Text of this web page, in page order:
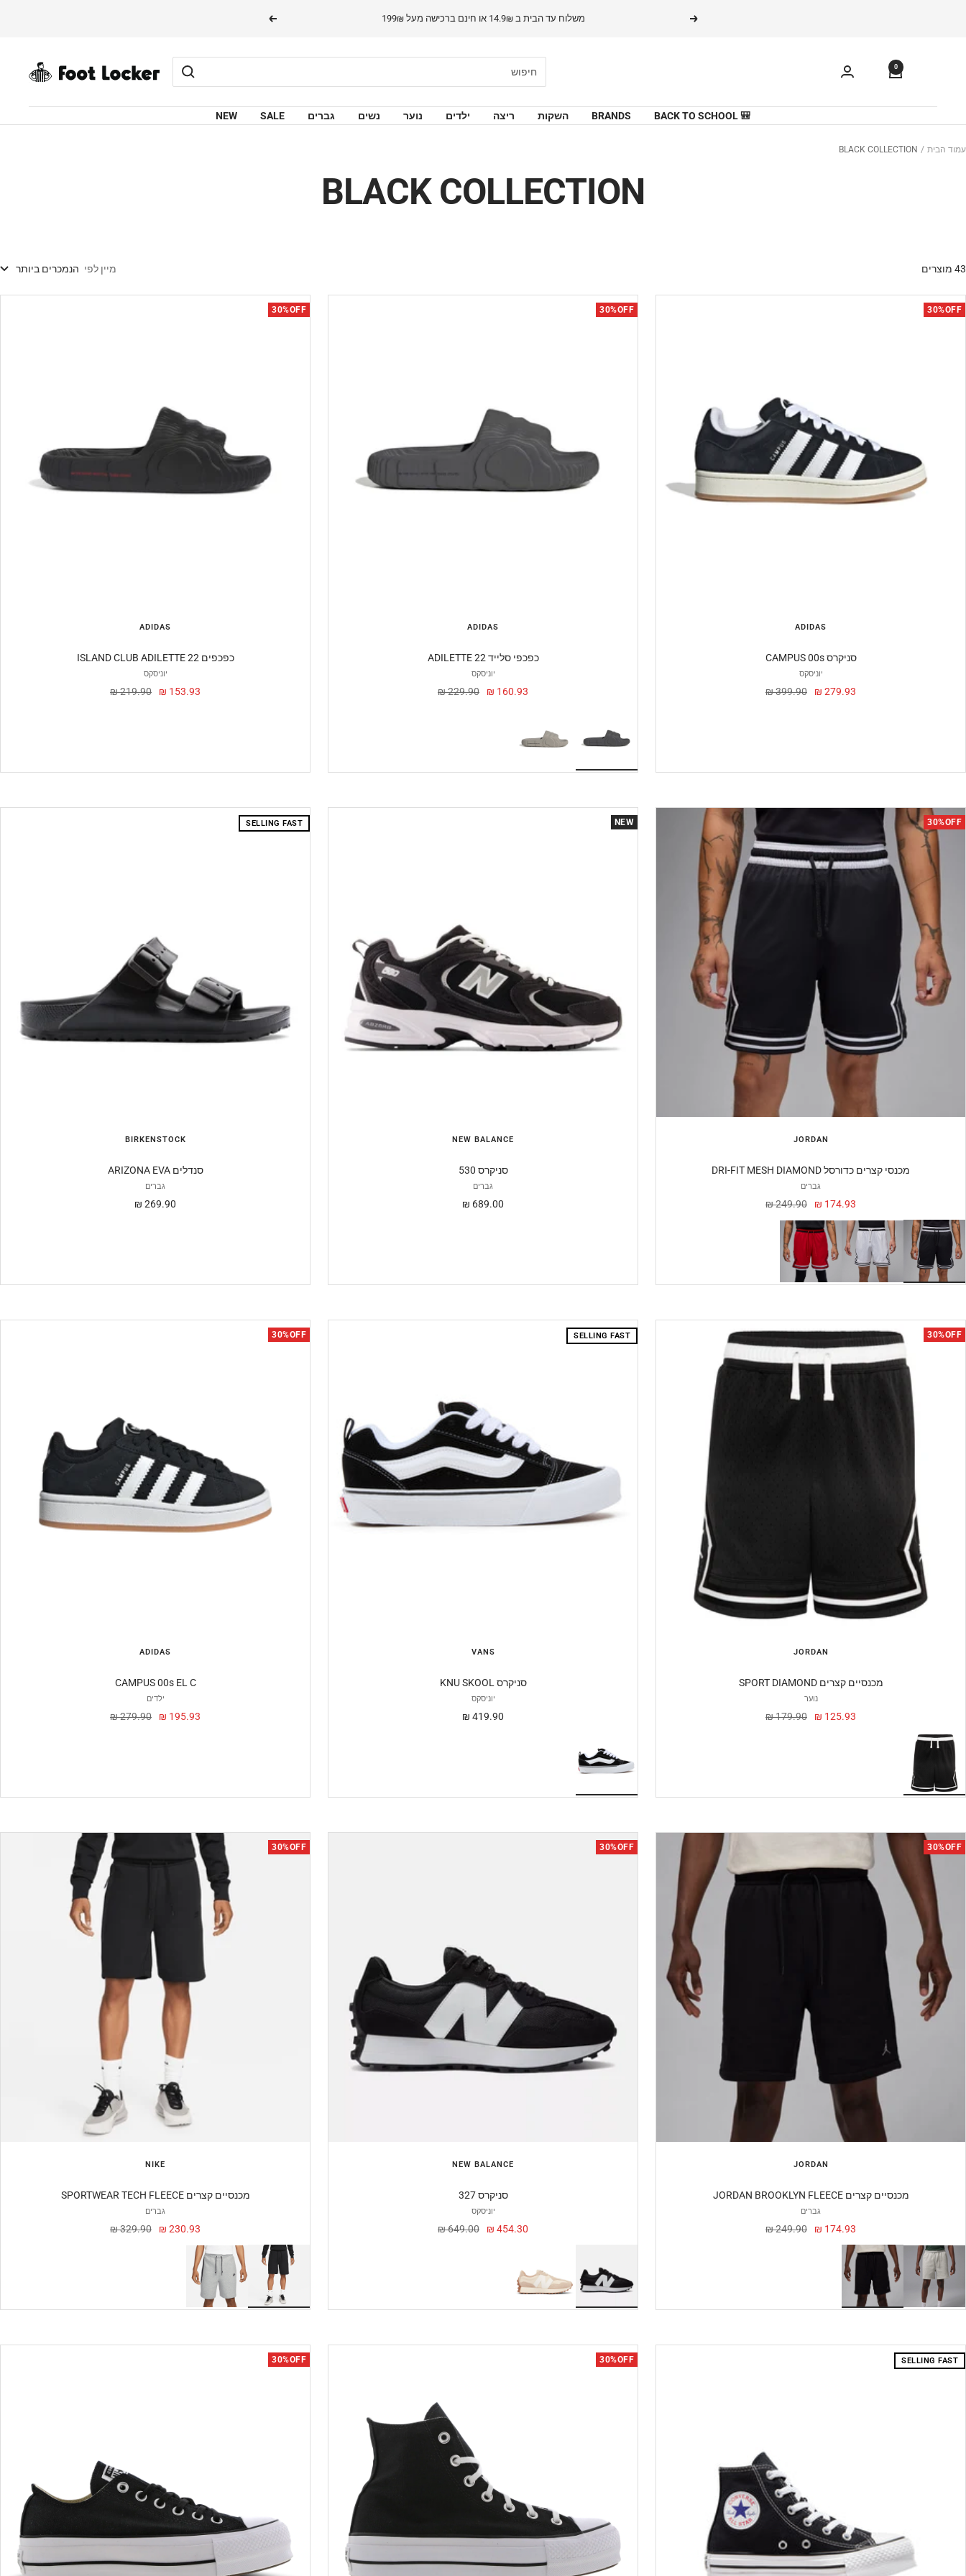
הקודם משלוח עד הבית ב 14.9₪ או חינם ברכישה מעל 199₪ הבא
FOOTLOCKER 0
NEW SALE גברים נשים נוער ילדים ריצה השקות BRANDS 🎒 BACK TO SCHOOL
עמוד הבית BLACK COLLECTION
BLACK COLLECTION
43 מוצרים מיין לפי הנמכרים ביותר
30%OFF
ADIDAS
CAMPUS 00s סניקרס
יוניסקס
מחיר
279.93 ₪ מחיר
399.90 ₪
30%OFF
ADIDAS
ADILETTE 22 כפכפי סלייד
יוניסקס
מחיר
160.93 ₪ מחיר
229.90 ₪
30%OFF
ADIDAS
ISLAND CLUB ADILETTE 22 כפכפים
יוניסקס
מחיר
153.93 ₪ מחיר
219.90 ₪
30%OFF
JORDAN
DRI-FIT MESH DIAMOND מכנסי קצרים כדורסל
גברים
מחיר
מבצע
174.93 ₪ מחיר
249.90 ₪
NEW
NEW BALANCE
530 סניקרס
גברים
מחיר
689.00 ₪
SELLING FAST
BIRKENSTOCK
ARIZONA EVA סנדלים
גברים
מחיר
269.90 ₪
30%OFF
JORDAN
SPORT DIAMOND מכנסיים קצרים
נוער
מחיר
125.93 ₪ מחיר
179.90 ₪
SELLING FAST
VANS
KNU SKOOL סניקרס
יוניסקס
מחיר
419.90 ₪
30%OFF
ADIDAS
CAMPUS 00s EL C
ילדים
מחיר
195.93 ₪ מחיר
279.90 ₪
30%OFF
JORDAN
JORDAN BROOKLYN FLEECE מכנסיים קצרים
גברים
מחיר
מבצע
174.93 ₪ מחיר
249.90 ₪
30%OFF
NEW BALANCE
327 סניקרס
יוניסקס
מחיר
454.30 ₪ מחיר
649.00 ₪
30%OFF
NIKE
SPORTWEAR TECH FLEECE מכנסיים קצרים
גברים
מחיר
מבצע
230.93 ₪ מחיר
329.90 ₪
SELLING FAST
30%OFF
30%OFF